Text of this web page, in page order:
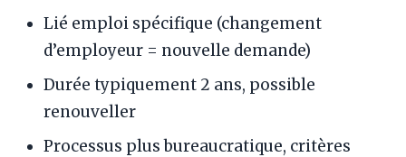
Lié emploi spécifique (changement
d’employeur = nouvelle demande)
Durée typiquement 2 ans, possible
renouveller
Processus plus bureaucratique, critères